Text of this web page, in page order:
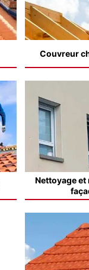
Couvreur
Nettoyage et